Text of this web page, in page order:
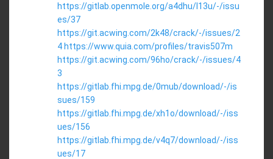
https://gitlab.openmole.org/a4dhu/l13u/-/issu
es/37
https://git.acwing.com/2k48/crack/-/issues/2
4 https://www.quia.com/profiles/travis507m
https://git.acwing.com/96ho/crack/-/issues/4
3
https://gitlab.fhi.mpg.de/0mub/download/-/is
sues/159
https://gitlab.fhi.mpg.de/xh1o/download/-/iss
ues/156
https://gitlab.fhi.mpg.de/v4q7/download/-/iss
ues/17